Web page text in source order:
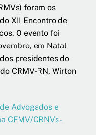
foram os
XII Encontro de
O evento foi
em Natal
presidentes do
CRMV-RN, Wirton